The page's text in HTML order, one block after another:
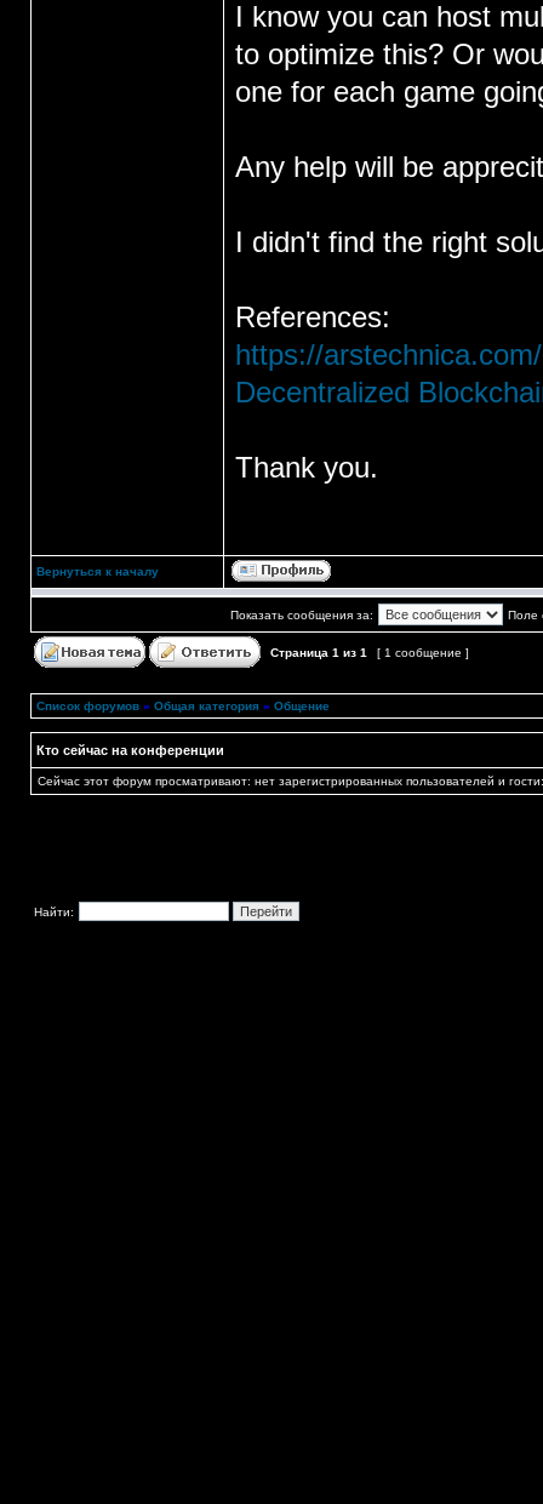
I know you can host
to optimize this? Or
one for each game
Any help will be
I didn't find the right
References:
https://
Decentralized
Thank you.
Вернуться к началу
Показать сообщения за: Поле
Страница 1 из 1 [ 1 сообщение ]
Список форумов » Общая категория » Общение
Кто сейчас на конференции
Сейчас этот форум просматривают: нет зарегистрированных пользователей и
Найти: